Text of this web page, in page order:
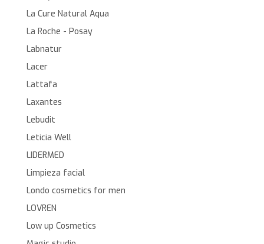
La Cure Natural Aqua
La Roche - Posay
Labnatur
Lacer
Lattafa
Laxantes
Lebudit
Leticia Well
LIDERMED
Limpieza facial
Londo cosmetics for men
LOVREN
Low up Cosmetics